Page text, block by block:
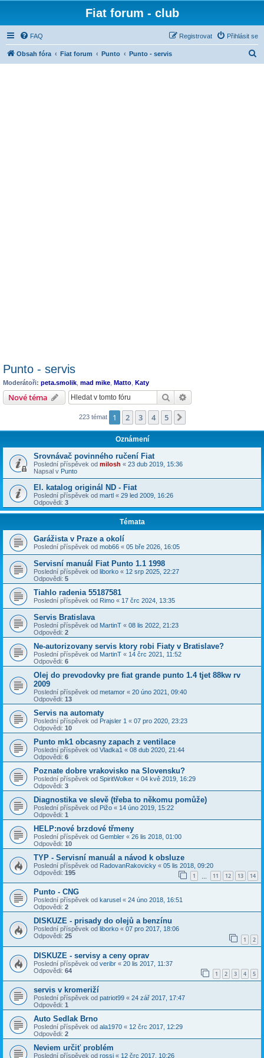
Fiat forum - club
FAQ Přihlásit se
Registrovat
Obsah fóra Fiat forum Punto Punto - servis
Punto - servis
Moderátoři: peta.smolik mad mike Matto Katy
Nové téma Hledat
223 témat 1 2 3 4 5
Oznámení
Srovnávač povinného ručení Fiat
Poslední příspěvek od milosh « 23 dub 2019, 15:36
Napsal v Punto
El. katalog originál ND - Fiat
Poslední příspěvek od martl « 29 led 2009, 16:26
Odpovědi: 3
Témata
Garážista v Praze a okolí
Poslední příspěvek od mob66 « 05 bře 2026, 16:05
Servisní manuál Fiat Punto 1.1 1998
Poslední příspěvek od liborko « 12 srp 2025, 22:27
Odpovědi: 5
Tiahlo radenia 55187581
Poslední příspěvek od Rimo « 17 črc 2024, 13:35
Servis Bratislava
Poslední příspěvek od MartinT « 08 lis 2022, 21:23
Odpovědi: 2
Ne-autorizovany servis ktory robi Fiaty v Bratislave?
Poslední příspěvek od MartinT « 14 črc 2021, 11:52
Odpovědi: 6
Olej do prevodovky pre fiat grande punto 1.4 tjet 88kw rv
2009
Poslední příspěvek od metamor « 20 úno 2021, 09:40
Odpovědi: 13
Servis na automaty
Poslední příspěvek od Prajsler 1 « 07 pro 2020, 23:23
Odpovědi: 10
Punto mk1 obcasny zapach z ventilace
Poslední příspěvek od Vladka1 « 08 dub 2020, 21:44
Odpovědi: 6
Poznate dobre vrakovisko na Slovensku?
Poslední příspěvek od SpiritWolker « 04 kvě 2019, 16:29
Odpovědi: 3
Diagnostika ve slevě (třeba to někomu pomůže)
Poslední příspěvek od Pižo « 14 úno 2019, 15:22
Odpovědi: 1
HELP:nové brzdové třmeny
Poslední příspěvek od Gembler « 26 lis 2018, 01:00
Odpovědi: 10
TYP - Servisní manuál a návod k obsluze
Poslední příspěvek od RadovanRakovicky « 05 lis 2018, 09:20
Odpovědi: 195 1 11 12 13 14
Punto - CNG
Poslední příspěvek od karusel « 24 úno 2018, 16:51
Odpovědi: 2
DISKUZE - prisady do olejů a benzínu
Poslední příspěvek od liborko « 07 pro 2017, 18:06
Odpovědi: 25 1 2
DISKUZE - servisy a ceny oprav
Poslední příspěvek od veribr « 20 lis 2017, 11:37
Odpovědi: 64 1 2 3 4 5
servis v kromeriží
Poslední příspěvek od patriot99 « 24 zář 2017, 17:47
Odpovědi: 1
Auto Sedlak Brno
Poslední příspěvek od ala1970 « 12 črc 2017, 12:29
Odpovědi: 2
Neviem určiť problém
Poslední příspěvek od rossi « 12 črc 2017, 10:26